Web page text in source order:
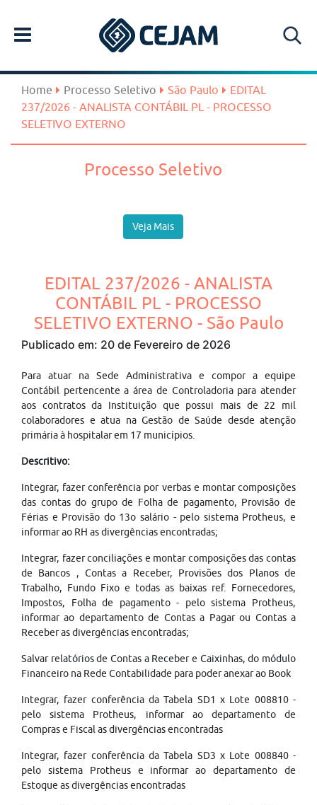
Home Processo Seletivo São Paulo
EDITAL
237/2026 - ANALISTA CONTÁBIL PL - PROCESSO
SELETIVO EXTERNO
Processo Seletivo
Veja Mais
EDITAL 237/2026 - ANALISTA
CONTÁBIL PL - PROCESSO
SELETIVO EXTERNO - São Paulo
Publicado em: 20 de Fevereiro de 2026
Para atuar na Sede Administrativa e compor a equipe
Contábil pertencente a área de Controladoria para atender
aos contratos da Instituição que possui mais de 22 mil
colaboradores e atua na Gestão de Saúde desde atenção
primária à hospitalar em 17 municípios.
Descritivo:
Integrar, fazer conferência por verbas e montar composições
das contas do grupo de Folha de pagamento, Provisão de
Férias e Provisão do 13o salário - pelo sistema Protheus, e
informar ao RH as divergências encontradas;
Integrar, fazer conciliações e montar composições das contas
de Bancos , Contas a Receber, Provisões dos Planos de
Trabalho, Fundo Fixo e todas as baixas ref. Fornecedores,
Impostos, Folha de pagamento - pelo sistema Protheus,
informar ao departamento de Contas a Pagar ou Contas a
Receber as divergências encontradas;
Salvar relatórios de Contas a Receber e Caixinhas, do módulo
Financeiro na Rede Contabilidade para poder anexar ao Book
Integrar, fazer conferência da Tabela SD1 x Lote 008810 -
pelo sistema Protheus, informar ao departamento de
Compras e Fiscal as divergências encontradas
Integrar, fazer conferência da Tabela SD3 x Lote 008840 -
pelo sistema Protheus e informar ao departamento de
Estoque as divergências encontradas